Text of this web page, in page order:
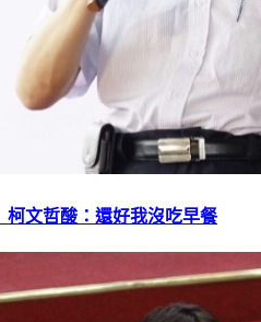
文哲酸：還好我沒吃早餐